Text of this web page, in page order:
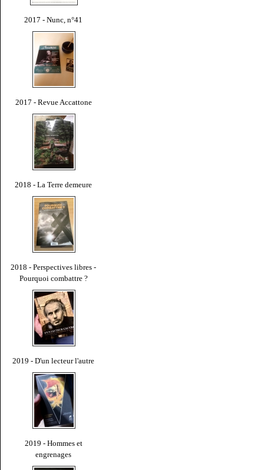
2017 - Nunc, n°41
2017 - Revue Accattone
2018 - La Terre demeure
2018 - Perspectives libres -
Pourquoi combattre ?
2019 - D'un lecteur l'autre
2019 - Hommes et
engrenages